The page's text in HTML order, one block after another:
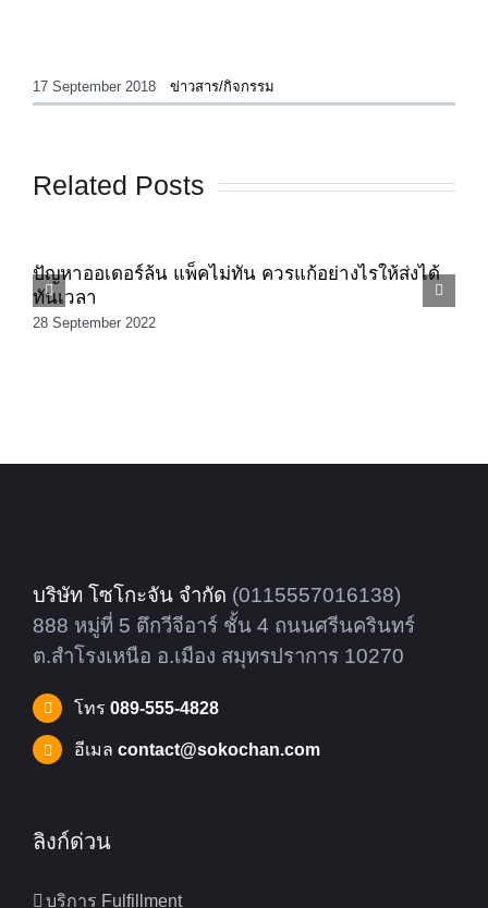
17 September 2018 ข่าวสาร/กิจกรรม
Related Posts
ปัญหาออเดอร์ล้น แพ็คไม่ทัน ควรแก้อย่างไรให้ส่งได้
ทันเวลา
28 September 2022
บริษัท โซโกะจัน จำกัด (0115557016138)
888 หมู่ที่ 5 ตึกวีจีอาร์ ชั้น 4 ถนนศรีนครินทร์
ต.สำโรงเหนือ อ.เมือง สมุทรปราการ 10270
โทร089-555-4828
อีเมลcontact@sokochan.com
ลิงก์ด่วน
บริการ Fulfillment